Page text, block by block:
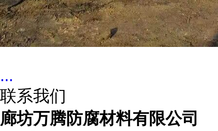
...
联系我们
廊坊万腾防腐材料有限公司